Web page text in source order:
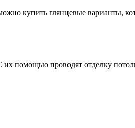
купить глянцевые варианты,
помощью проводят отделку